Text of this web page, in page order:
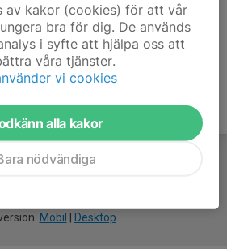
Mobil Desktop
av kakor (cookies) för att vår
bra för dig. De används
i syfte att hjälpa oss att
våra tjänster.
vi cookies
alla kakor
nödvändiga